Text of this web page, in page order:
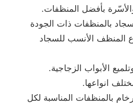
بأفضل المنظفات.
بالمنظفات ذات الجودة
نوع المنظف الأنسب للسجاد
الأبواب الزجاجية.
انواعها.
بالمنظفات المناسبة لكل